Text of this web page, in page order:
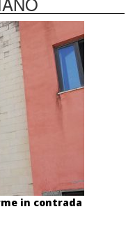
in contrada